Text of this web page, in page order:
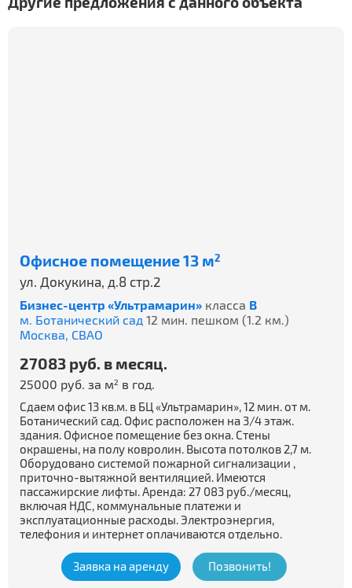
Офисное помещение 13 м2
ул. Докукина, д.8 стр.2
Бизнес-центр «Ультрамарин» класса B
м. Ботанический сад 12 мин. пешком (1.2 км.)
Москва, СВАО
27083 руб. в месяц.
25000 руб. за м2 в год.
Сдаем офис 13 кв.м. в БЦ «Ультрамарин», 12 мин. от м.
Ботанический сад. Офис расположен на 3/4 этаж.
здания. Офисное помещение без окна. Стены
окрашены, на полу ковролин. Высота потолков 2,7 м.
Оборудовано системой пожарной сигнализации ,
приточно-вытяжной вентиляцией. Имеются
пассажирские лифты. Аренда: 27 083 руб./месяц,
включая НДС, коммунальные платежи и
эксплуатационные расходы. Электроэнергия,
телефония и интернет оплачиваются отдельно.
Заявка на аренду Позвонить!